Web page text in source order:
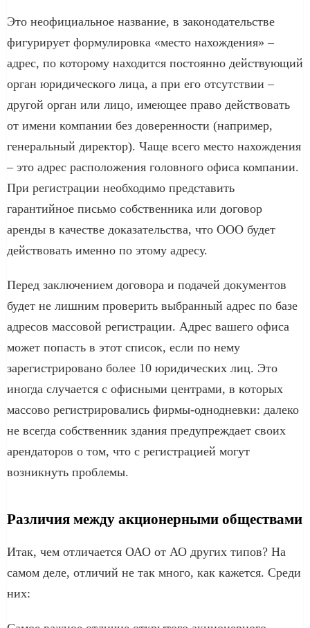
Это неофициальное название, в законодательстве
фигурирует формулировка «место нахождения» –
адрес, по которому находится постоянно действующий
орган юридического лица, а при его отсутствии –
другой орган или лицо, имеющее право действовать
от имени компании без доверенности (например,
генеральный директор). Чаще всего место нахождения
– это адрес расположения головного офиса компании.
При регистрации необходимо представить
гарантийное письмо собственника или договор
аренды в качестве доказательства, что ООО будет
действовать именно по этому адресу.
Перед заключением договора и подачей документов
будет не лишним проверить выбранный адрес по базе
адресов массовой регистрации. Адрес вашего офиса
может попасть в этот список, если по нему
зарегистрировано более 10 юридических лиц. Это
иногда случается с офисными центрами, в которых
массово регистрировались фирмы-однодневки: далеко
не всегда собственник здания предупреждает своих
арендаторов о том, что с регистрацией могут
возникнуть проблемы.
Различия между акционерными обществами
Итак, чем отличается ОАО от АО других типов? На
самом деле, отличий не так много, как кажется. Среди
них: